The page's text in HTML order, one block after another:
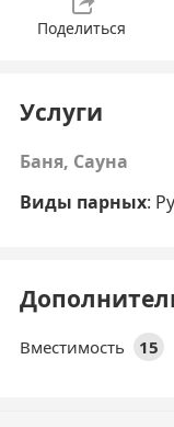
Поделиться
Услуги
Баня, Сауна
Виды парных:
Вместимость 15